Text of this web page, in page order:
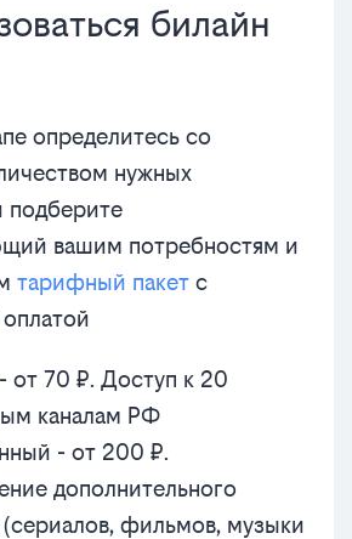
билайн
определитесь со
нужных
подберите
вашим потребностям и
тарифный пакет с
от 70 ₽. Доступ к 20
каналам РФ
- от 200 ₽.
дополнительного
(сериалов, фильмов, музыки